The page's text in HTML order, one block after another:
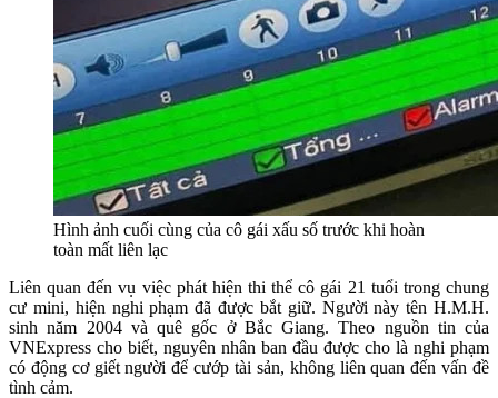
Hình ảnh cuối cùng của cô gái xấu số trước khi hoàn
toàn mất liên lạc
Liên quan đến vụ việc phát hiện thi thể cô gái 21 tuổi trong chung
cư mini, hiện nghi phạm đã được bắt giữ. Người này tên H.M.H.
sinh năm 2004 và quê gốc ở Bắc Giang. Theo nguồn tin của
VNExpress cho biết, nguyên nhân ban đầu được cho là nghi phạm
có động cơ giết người để cướp tài sản, không liên quan đến vấn đề
tình cảm.